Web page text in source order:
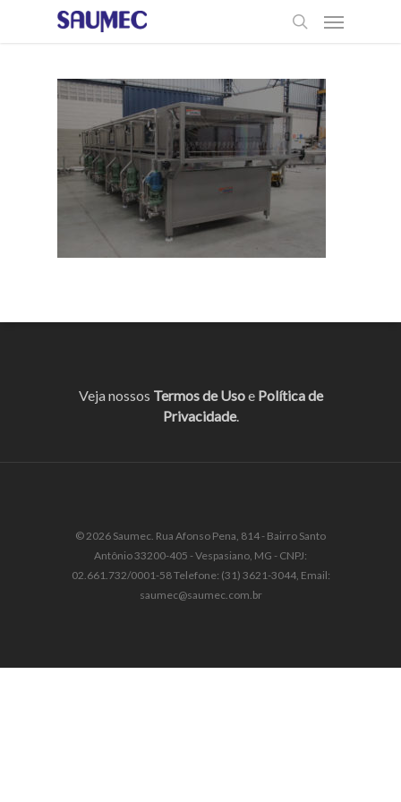
Veja nossos Termos de Usoe Política de
Privacidade.
© 2026 Saumec. Rua Afonso Pena, 814 - Bairro Santo
Antônio 33200-405 - Vespasiano, MG - CNPJ:
02.661.732/0001-58 Telefone: (31) 3621-3044, Email:
saumec@saumec.com.br